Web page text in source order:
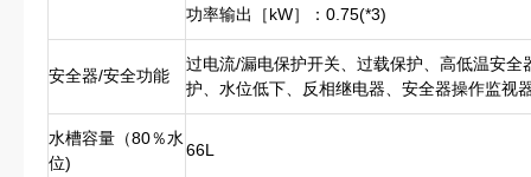
功率输出［kW］：0.75(*3)
安全器/安全功能
过电流/漏电保护开关、过载保护、高低温安
护、水位低下、反相继电器、安全器操作监视
水槽容量（80％水
位)
66L